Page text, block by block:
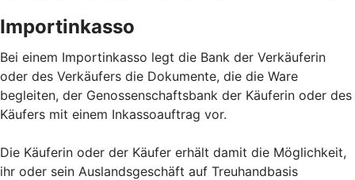
Importinkasso
Bei einem Importinkasso legt die Bank der Verkäuferin
oder des Verkäufers die Dokumente, die die Ware
begleiten, der Genossenschaftsbank der Käuferin oder des
Käufers mit einem Inkassoauftrag vor.
Die Käuferin oder der Käufer erhält damit die Möglichkeit,
ihr oder sein Auslandsgeschäft auf Treuhandbasis